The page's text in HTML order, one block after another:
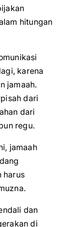
hitungan
karena
jamaah.
dari
dari
regu.
jamaah
harus
dan
di